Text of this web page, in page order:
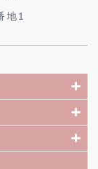
地1